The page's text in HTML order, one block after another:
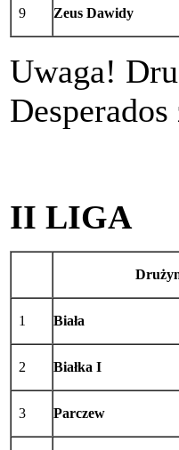
9 Zeus Dawidy
Uwaga!
II LIGA
1 Biała
2 Białka I
3 Parczew